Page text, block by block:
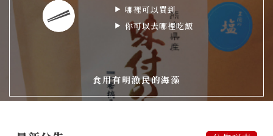
食用有明漁民的海藻
哪裡可以買到
你可以去哪裡吃飯